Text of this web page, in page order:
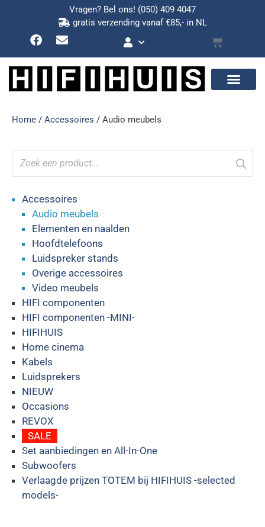
Vragen? Bel ons! (050) 409 4047
gratis verzending vanaf €85,- in NL
Home / Accessoires / Audio meubels
Accessoires
Audio meubels
Elementen en naalden
Hoofdtelefoons
Luidspreker stands
Overige accessoires
Video meubels
HIFI componenten
HIFI componenten -MINI-
HIFIHUIS
Home cinema
Kabels
Luidsprekers
NIEUW
Occasions
REVOX
SALE
Set aanbiedingen en All-In-One
Subwoofers
Verlaagde prijzen TOTEM bij HIFIHUIS -selected
models-